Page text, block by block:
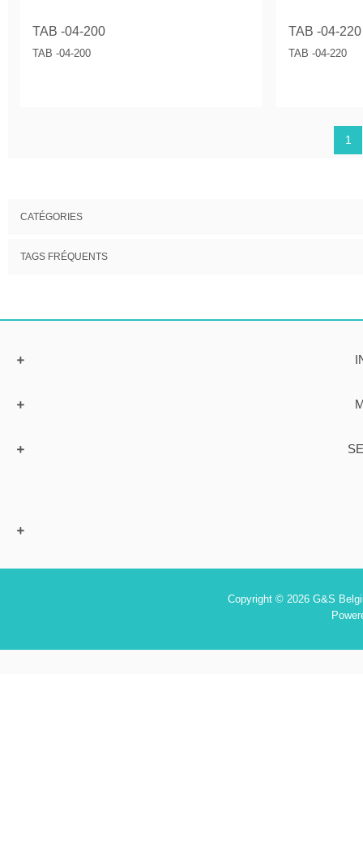
TAB -04-200
TAB -04-200
TAB -04-220
TAB -04-220
1
CATÉGORIES
TAGS FRÉQUENTS
Copyright © 2026 G&S